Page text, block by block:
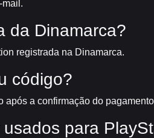
mail.
da Dinamarca?
registrada na Dinamarca.
código?
após a confirmação do
para